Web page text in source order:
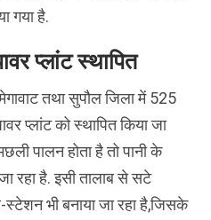
गया है.
प्लांट स्थापित
तथा सुपौल जिला में 525
प्लांट को स्थापित किया जा
पालन होता है तो पानी के
रहा है. इसी तालाब से सटे
स्टेशन भी बनाया जा रहा है,जिसके